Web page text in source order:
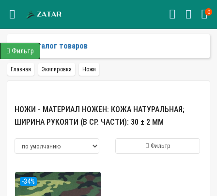
0
Каталог товаров
Главная Экипировка Ножи
НОЖИ - МАТЕРИАЛ НОЖЕН: КОЖА НАТУРАЛЬНАЯ;
ШИРИНА РУКОЯТИ (В СР. ЧАСТИ): 30 ± 2 ММ
Фильтр
-34%
Фильтр